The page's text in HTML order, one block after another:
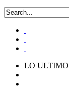
LO ULTIMO